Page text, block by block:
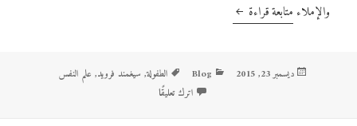
والإملاء متابعة قراءة زيارة ثانية لشجرة الفاصولياء العجيبة
نُشرت
ديسمبر 23, 2015 التصنيفات
Blog الوسوم
الطفولة, سيغمند فرويد, علم النفس
اترك تعليقًا